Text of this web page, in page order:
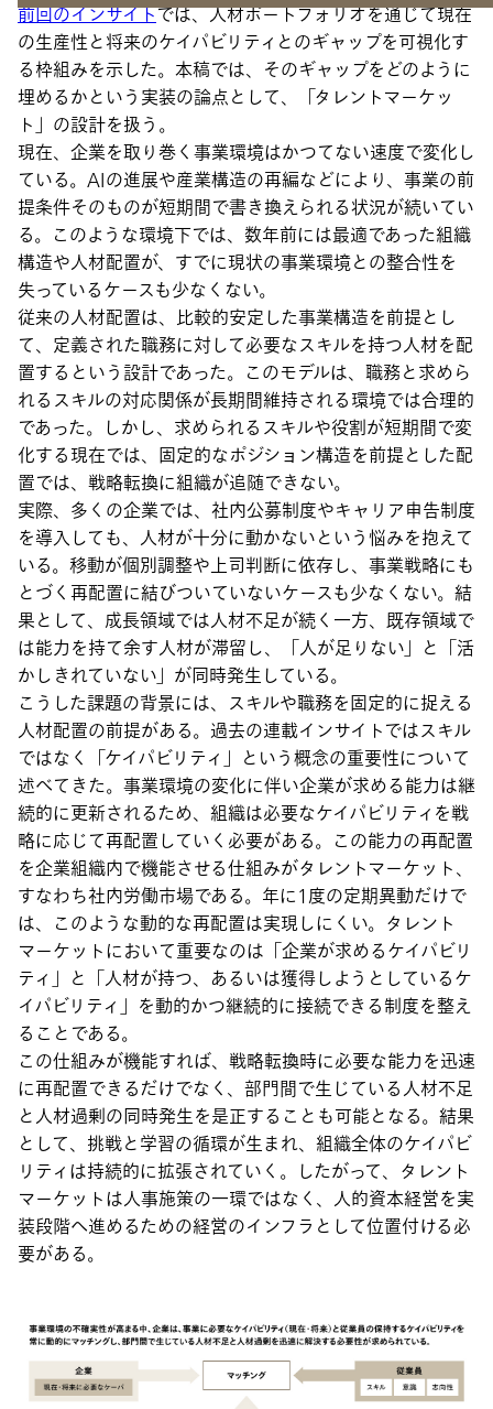
前回のインサイトでは、人材ポートフォリオを通じて現在
の生産性と将来のケイパビリティとのギャップを可視化す
る枠組みを示した。本稿では、そのギャップをどのように
埋めるかという実装の論点として、「タレントマーケッ
ト」の設計を扱う。
現在、企業を取り巻く事業環境はかつてない速度で変化し
ている。AIの進展や産業構造の再編などにより、事業の前
提条件そのものが短期間で書き換えられる状況が続いてい
る。このような環境下では、数年前には最適であった組織
構造や人材配置が、すでに現状の事業環境との整合性を
失っているケースも少なくない。
従来の人材配置は、比較的安定した事業構造を前提とし
て、定義された職務に対して必要なスキルを持つ人材を配
置するという設計であった。このモデルは、職務と求めら
れるスキルの対応関係が長期間維持される環境では合理的
であった。しかし、求められるスキルや役割が短期間で変
化する現在では、固定的なポジション構造を前提とした配
置では、戦略転換に組織が追随できない。
実際、多くの企業では、社内公募制度やキャリア申告制度
を導入しても、人材が十分に動かないという悩みを抱えて
いる。移動が個別調整や上司判断に依存し、事業戦略にも
とづく再配置に結びついていないケースも少なくない。結
果として、成長領域では人材不足が続く一方、既存領域で
は能力を持て余す人材が滞留し、「人が足りない」と「活
かしきれていない」が同時発生している。
こうした課題の背景には、スキルや職務を固定的に捉える
人材配置の前提がある。過去の連載インサイトではスキル
ではなく「ケイパビリティ」という概念の重要性について
述べてきた。事業環境の変化に伴い企業が求める能力は継
続的に更新されるため、組織は必要なケイパビリティを戦
略に応じて再配置していく必要がある。この能力の再配置
を企業組織内で機能させる仕組みがタレントマーケット、
すなわち社内労働市場である。年に1度の定期異動だけで
は、このような動的な再配置は実現しにくい。タレント
マーケットにおいて重要なのは「企業が求めるケイパビリ
ティ」と「人材が持つ、あるいは獲得しようとしているケ
イパビリティ」を動的かつ継続的に接続できる制度を整え
ることである。
この仕組みが機能すれば、戦略転換時に必要な能力を迅速
に再配置できるだけでなく、部門間で生じている人材不足
と人材過剰の同時発生を是正することも可能となる。結果
として、挑戦と学習の循環が生まれ、組織全体のケイパビ
リティは持続的に拡張されていく。したがって、タレント
マーケットは人事施策の一環ではなく、人的資本経営を実
装段階へ進めるための経営のインフラとして位置付ける必
要がある。